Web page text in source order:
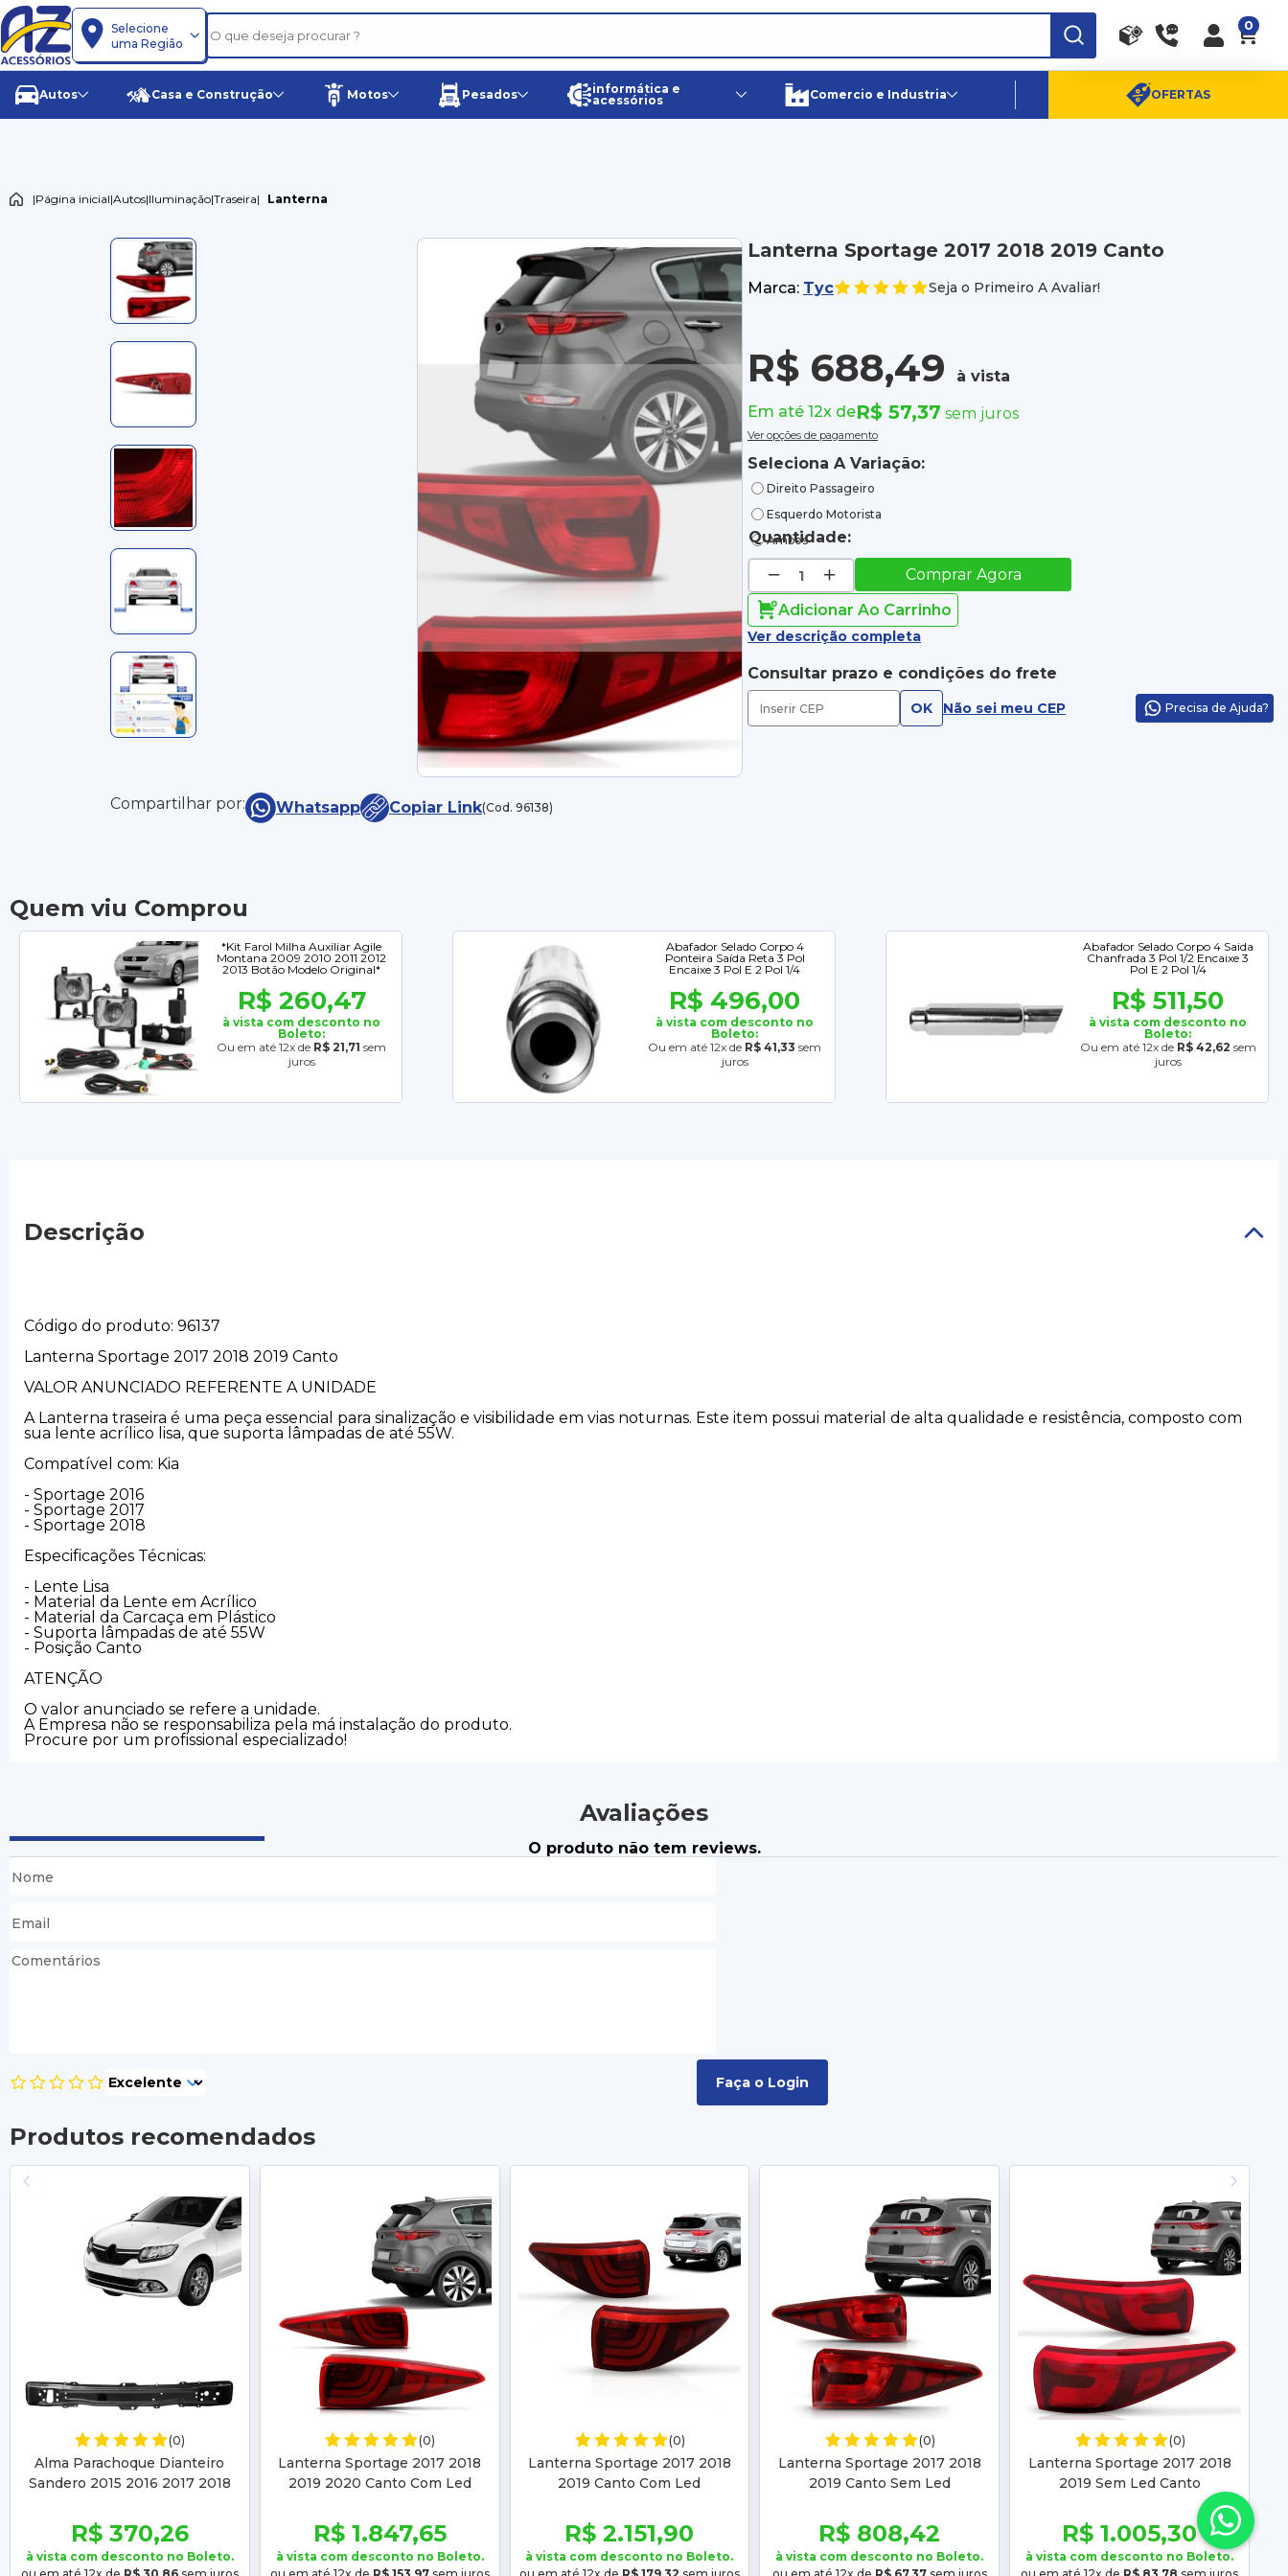
Selecione
uma Região
Canais de Atendimento
(11) 96359-6656
SAC:(11) 4003-0880
0
Autos Casa e Construção Motos Pesados
informática e
acessórios
Comercio e Industria OFERTAS
|Página inicial|Autos|Iluminação|Traseira| Lanterna
Compartilhar por: Whatsapp Copiar Link(Cod. 96138)
Lanterna Sportage 2017 2018 2019 Canto
Marca: Tyc Seja o Primeiro A Avaliar!
R$ 688,49
à vista
Em até 12x deR$ 57,37 sem juros
Ver opções de pagamento
Seleciona A Variação:
Direito Passageiro
Esquerdo Motorista
Ambos
Quantidade:
Comprar Agora
Adicionar Ao Carrinho
Ver descrição completa
Consultar prazo e condições do frete
OK Não sei meu CEP Precisa de Ajuda?
Quem viu Comprou
*Kit Farol Milha Auxiliar Agile
Montana 2009 2010 2011 2012
2013 Botão Modelo Original*
R$ 260,47
à vista com desconto no
Boleto:
Ou em até 12x de R$ 21,71 sem
juros
Abafador Selado Corpo 4
Ponteira Saída Reta 3 Pol
Encaixe 3 Pol E 2 Pol 1/4
R$ 496,00
à vista com desconto no
Boleto:
Ou em até 12x de R$ 41,33 sem
juros
Abafador Selado Corpo 4 Saida
Chanfrada 3 Pol 1/2 Encaixe 3
Pol E 2 Pol 1/4
R$ 511,50
à vista com desconto no
Boleto:
Ou em até 12x de R$ 42,62 sem
juros
Descrição
Código do produto: 96137
Lanterna Sportage 2017 2018 2019 Canto
VALOR ANUNCIADO REFERENTE A UNIDADE
A Lanterna traseira é uma peça essencial para sinalização e visibilidade em vias noturnas. Este item possui material de alta qualidade e resistência, composto com
sua lente acrílico lisa, que suporta lâmpadas de até 55W.
Compatível com: Kia
- Sportage 2016
- Sportage 2017
- Sportage 2018
Especificações Técnicas:
- Lente Lisa
- Material da Lente em Acrílico
- Material da Carcaça em Plástico
- Suporta lâmpadas de até 55W
- Posição Canto
ATENÇÃO
O valor anunciado se refere a unidade.
A Empresa não se responsabiliza pela má instalação do produto.
Procure por um profissional especializado!
Avaliações
O produto não tem reviews.
Faça o Login
Produtos recomendados
(0)
Alma Parachoque Dianteiro
Sandero 2015 2016 2017 2018
2017 2018 2019
R$ 370,26
à vista com desconto no Boleto.
(0)
Lanterna Sportage 2017 2018
2019 2020 Canto Com Led
R$ 1.847,65
à vista com desconto no Boleto.
(0)
Lanterna Sportage 2017 2018
2019 Canto Com Led
R$ 2.151,90
à vista com desconto no Boleto.
(0)
Lanterna Sportage 2017 2018
2019 Canto Sem Led
R$ 808,42
à vista com desconto no Boleto.
(0)
Lanterna Sportage 2017 2018
2019 Sem Led Canto
R$ 1.005,30
à vista com desconto no Boleto.